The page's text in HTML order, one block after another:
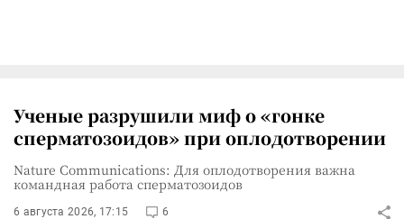
Ученые разрушили миф о «гонке
сперматозоидов» при оплодотворении
Nature Communications: Для оплодотворения важна
командная работа сперматозоидов
6 августа 2026, 17:15 6